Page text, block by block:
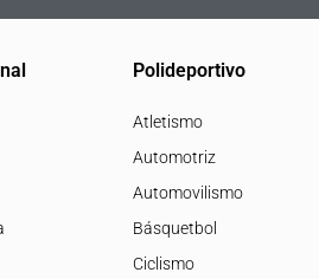
Polideportivo
Atletismo
Automotriz
Automovilismo
Básquetbol
Ciclismo